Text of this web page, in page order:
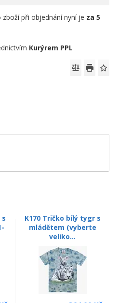
při objednání nyní je za 5
Kurýrem PPL
s
K170 Tričko bílý tygr s
mládětem (vyberte
veliko...